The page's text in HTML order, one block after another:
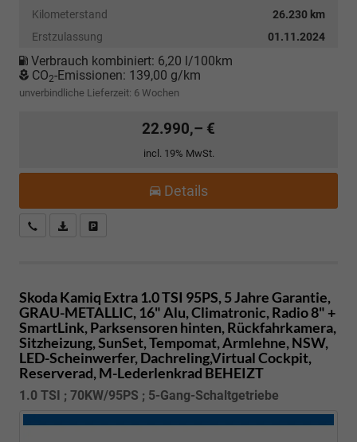
Kilometerstand
26.230 km
Erstzulassung
01.11.2024
Verbrauch kombiniert: 6,20 l/100km
CO2-Emissionen: 139,00 g/km
unverbindliche Lieferzeit: 6 Wochen
22.990,– €
incl. 19% MwSt.
Details
Kostenloser Rückruf-Service
PDF-Datei, Fahrzeugexposé drucken
Skoda Kamiq Extra 1.0 TSI 95PS, 5 Jahre Garantie,
GRAU-METALLIC, 16" Alu, Climatronic, Radio 8" +
SmartLink, Parksensoren hinten, Rückfahrkamera,
Sitzheizung, SunSet, Tempomat, Armlehne, NSW,
LED-Scheinwerfer, Dachreling,Virtual Cockpit,
Reserverad, M-Lederlenkrad BEHEIZT
1.0 TSI ; 70KW/95PS ; 5-Gang-Schaltgetriebe